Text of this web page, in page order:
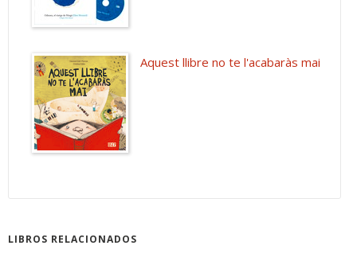
Aquest llibre no te l'acabaràs mai
LIBROS RELACIONADOS